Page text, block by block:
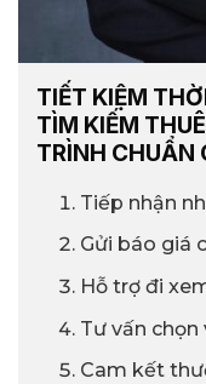
TIẾT KIỆM
TÌM KIẾM
TRÌNH CHUẨN
Tiếp nhận
Gửi báo giá
Hỗ trợ đi
Tư vấn
Cam kết